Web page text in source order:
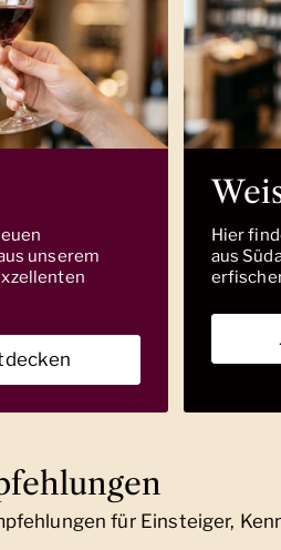
unserem
Hier
aus
für Einsteiger,